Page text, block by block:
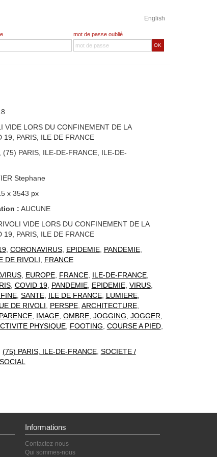
English
mot de passe oublié
OK
VIDE LORS DU CONFINEMENT DE LA
19, PARIS, ILE DE FRANCE
(75) PARIS, ILE-DE-FRANCE, ILE-DE-
Stephane
x 3543 px
: AUCUNE
VIDE LORS DU CONFINEMENT DE LA
19, PARIS, ILE DE FRANCE
, CORONAVIRUS, EPIDEMIE, PANDEMIE,
DE RIVOLI
FRANCE
, EUROPE, FRANCE, ILE-DE-FRANCE,
, COVID 19, PANDEMIE, EPIDEMIE, VIRUS,
, SANTE, ILE DE FRANCE, LUMIERE,
DE RIVOLI PERSPE, ARCHITECTURE,
, IMAGE, OMBRE, JOGGING JOGGER
PHYSIQUE, FOOTING COURSE A PIED,
(75) PARIS, ILE-DE-FRANCE, SOCIETE /
SOCIAL
Informations
Contactez-nous
Qui sommes-nous